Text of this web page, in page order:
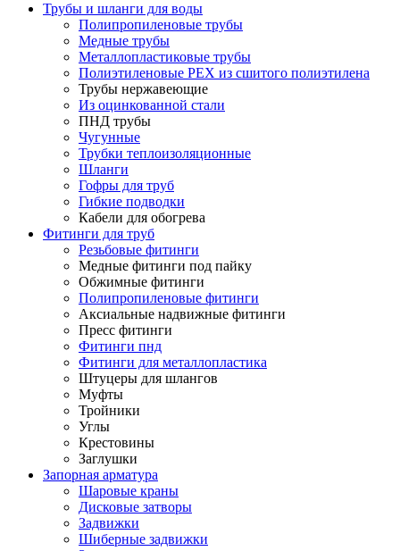
Трубы и шланги для воды
Полипропиленовые трубы
Медные трубы
Металлопластиковые трубы
Полиэтиленовые PEX из сшитого полиэтилена
Трубы нержавеющие
Из оцинкованной стали
ПНД трубы
Чугунные
Трубки теплоизоляционные
Шланги
Гофры для труб
Гибкие подводки
Кабели для обогрева
Фитинги для труб
Резьбовые фитинги
Медные фитинги под пайку
Обжимные фитинги
Полипропиленовые фитинги
Аксиальные надвижные фитинги
Пресс фитинги
Фитинги пнд
Фитинги для металлопластика
Штуцеры для шлангов
Муфты
Тройники
Углы
Крестовины
Заглушки
Запорная арматура
Шаровые краны
Дисковые затворы
Задвижки
Шиберные задвижки